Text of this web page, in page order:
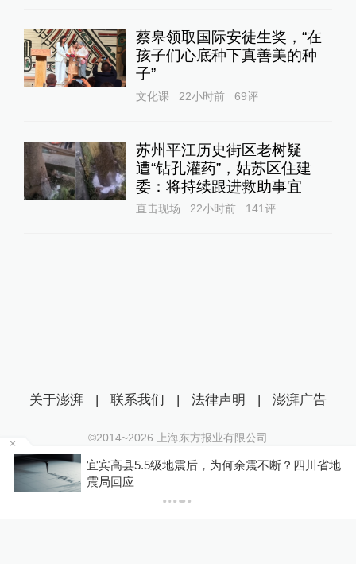
09:03
以官员称以方正接近与伊朗达成停火协议
查看详情
事行动的“协议”
查看详情
08:40
伊朗官员：特朗普的以伊停火声明是“挑衅伊
朗的伎俩”
07:59
伊朗首都德黑兰多地传出爆炸声，已启动防
蔡皋领取国际安徒生奖，“在
孩子们心底种下真善美的种
子”
文化课 22小时前 69评
苏州平江历史街区老树疑
遭“钻孔灌药”，姑苏区住建
委：将持续跟进救助事宜
直击现场 22小时前 141评
宜宾高县5.5级地震后，为何余震不断？四川省地
震局回应
关于澎湃 | 联系我们 | 法律声明 | 澎湃广告
©2014~2026 上海东方报业有限公司
沪ICP证：沪B2-20170116 | 沪ICP备14003370号
互联网新闻信息服务许可证：31120170006
沪公网安备 31010602000299号